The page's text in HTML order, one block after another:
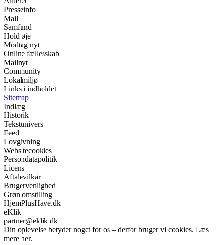
Presseinfo
Mail
Samfund
Hold øje
Modtag nyt
Online fællesskab
Mailnyt
Community
Lokalmiljø
Links i indholdet
Sitemap
Indlæg
Historik
Tekstunivers
Feed
Lovgivning
Websitecookies
Persondatapolitik
Licens
Aftalevilkår
Brugervenlighed
Grøn omstilling
HjemPlusHave.dk
eKlik
partner@eklik.dk
Din oplevelse betyder noget for os – derfor bruger vi cookies. Læs
mere her.